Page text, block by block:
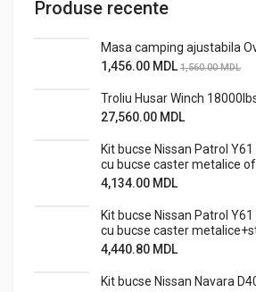
Produse recente
Masa camping ajustabila
1,456.00 MDL 1,560.00MDL
Troliu Husar Winch
27,560.00 MDL
Kit bucse Nissan Patrol
cu bucse caster metalice
4,134.00 MDL
Kit bucse Nissan Patrol
cu bucse caster
4,440.80 MDL
Kit bucse Nissan Navara